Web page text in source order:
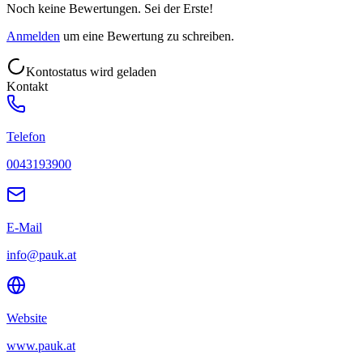
Noch keine Bewertungen. Sei der Erste!
Anmelden um eine Bewertung zu schreiben.
Kontostatus wird geladen
Kontakt
Telefon
0043193900
E-Mail
info@pauk.at
Website
www.pauk.at